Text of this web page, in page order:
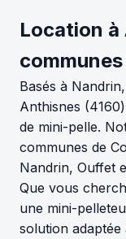
Location
Basés à
Anthisnes
de mini-pelle.
communes de
Nandrin, Ouffet
Que vous
une mini-
solution